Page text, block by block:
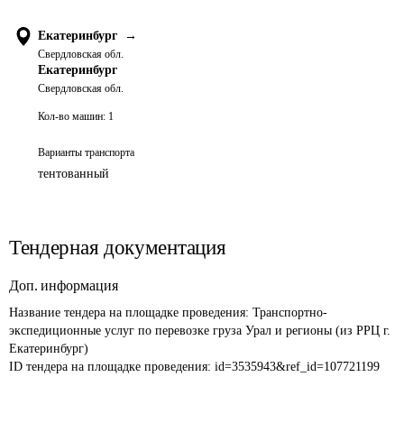
Екатеринбург →
Свердловская обл.
Екатеринбург
Свердловская обл.
Кол-во машин: 1
Варианты транспорта
тентованный
Тендерная документация
Доп. информация
Название тендера на площадке проведения: Транспортно-
экспедиционные услуг по перевозке груза Урал и регионы (из РРЦ г.
Екатеринбург)
ID тендера на площадке проведения: id=3535943&ref_id=107721199